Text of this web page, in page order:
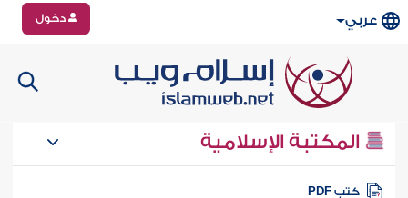
عربي دخول
المكتبة الإسلامية